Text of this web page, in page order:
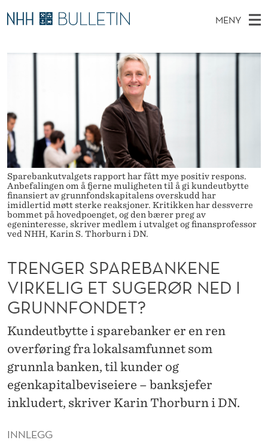
T
R
E
E
R
S
P
A
R
B
A
N
K
E
N
E
V
MENY
O
D
M
E
N
Y
Ø
S
T
E
D
E
T
Stipendiater og nye forskerprofiler
Ekspertutvalg
Om Bulletin
Sparebankutvalgets rapport har fått mye positiv respons.
Anbefalingen om å fjerne muligheten til å gi kundeutbytte
finansiert av grunnfondskapitalens overskudd har
imidlertid møtt sterke reaksjoner. Kritikken har dessverre
bommet på hovedpoenget, og den bærer preg av
egeninteresse, skriver medlem i utvalget og finansprofessor
ved NHH, Karin S. Thorburn i DN.
INNLEGG
TRENGER SPAREBANKENE
VIRKELIG ET SUGERØR NED I
GRUNNFONDET?
Kundeutbytte i sparebanker er en ren
overføring fra lokalsamfunnet som
grunnla banken, til kunder og
egenkapitalbeviseiere – banksjefer
inkludert, skriver Karin Thorburn i DN.